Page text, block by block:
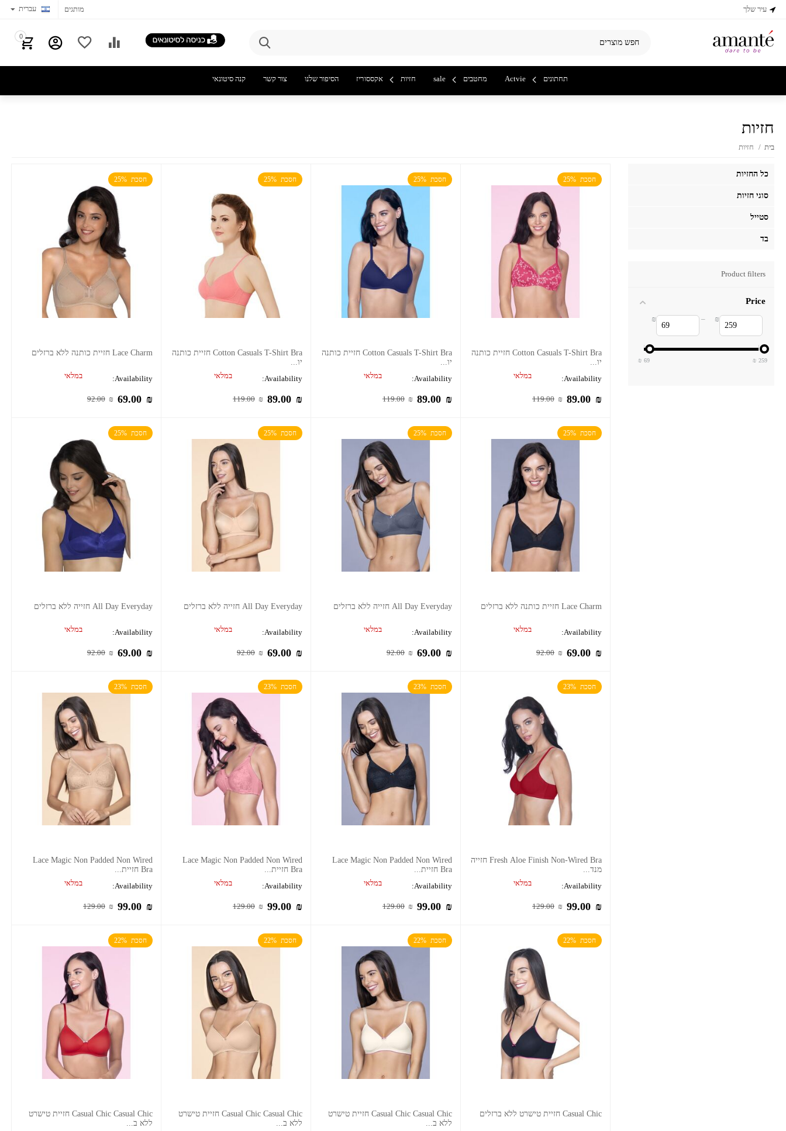
עיר שלך עברית מותגים
0
תחתונים Actvie מחטבים sale חזיות אקססוריז הסיפור שלנו צור קשר קנה סיטונאי
חזיות
בית / חזיות
חסכת  25%
Cotton Casuals T-Shirt Bra חזיית כותנה
יו...
Availability:
במלאי
119.00 ₪ 89.00 ₪
חסכת  25%
Cotton Casuals T-Shirt Bra חזיית כותנה
יו...
Availability:
במלאי
119.00 ₪ 89.00 ₪
חסכת  25%
Cotton Casuals T-Shirt Bra חזיית כותנה
יו...
Availability:
במלאי
119.00 ₪ 89.00 ₪
חסכת  25%
Lace Charm חזיית כותנה ללא ברזלים
Availability: במלאי
92.00 ₪ 69.00 ₪
חסכת  25%
Lace Charm חזיית כותנה ללא ברזלים
Availability: במלאי
92.00 ₪ 69.00 ₪
חסכת  25%
All Day Everyday חזייה ללא ברזלים
Availability: במלאי
92.00 ₪ 69.00 ₪
חסכת  25%
All Day Everyday חזייה ללא ברזלים
Availability: במלאי
92.00 ₪ 69.00 ₪
חסכת  25%
All Day Everyday חזייה ללא ברזלים
Availability: במלאי
92.00 ₪ 69.00 ₪
חסכת  23%
Fresh Aloe Finish Non-Wired Bra חזייה
מנד...
Availability:
במלאי
129.00 ₪ 99.00 ₪
חסכת  23%
Lace Magic Non Padded Non Wired
Bra חזיית...
Availability:
במלאי
129.00 ₪ 99.00 ₪
חסכת  23%
Lace Magic Non Padded Non Wired
Bra חזיית...
Availability:
במלאי
129.00 ₪ 99.00 ₪
חסכת  23%
Lace Magic Non Padded Non Wired
Bra חזיית...
Availability:
במלאי
129.00 ₪ 99.00 ₪
חסכת  22%
Casual Chic חזיית טישרט ללא ברזלים
חסכת  22%
Casual Chic Casual Chic חזיית טישרט
ללא ב...
חסכת  22%
Casual Chic Casual Chic חזיית טישרט
ללא ב...
חסכת  22%
Casual Chic Casual Chic חזיית טישרט
ללא ב...
כל החזיות
סוגי חזיות
סטייל
בד
Product filters
Price
₪ – ₪
69 259